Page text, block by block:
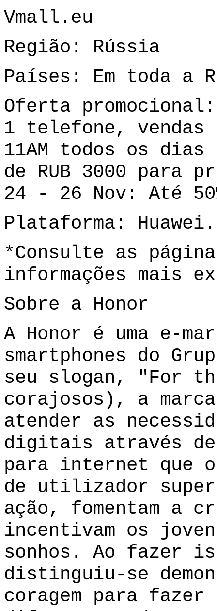
Vmall.eu
Região: Rússia
Países: Em toda a
Oferta
1 telefone, vendas
11AM todos os
de RUB 3000 para
24 - 26 Nov: Até
Plataforma:
*Consulte as
informações mais
Sobre a Honor
A Honor é uma e-
smartphones do
seu slogan, "For
corajosos), a
atender as
digitais através de
para internet que
de utilizador
ação, fomentam a
incentivam os
sonhos. Ao fazer
distinguiu-se
coragem para